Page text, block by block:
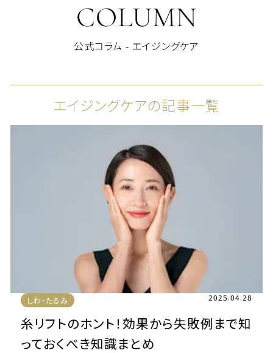
COLUMN
公式コラム - エイジングケア
エイジングケアの記事一覧
しわ・たるみ 2025.04.28
糸リフトのホント！効果から失敗例まで知
っておくべき知識まとめ